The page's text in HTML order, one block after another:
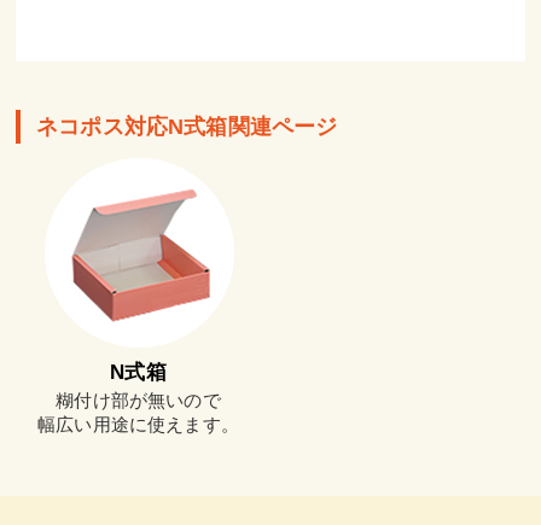
ネコポス対応N式箱関連ページ
N式箱
糊付け部が無いので
幅広い用途に使えます。